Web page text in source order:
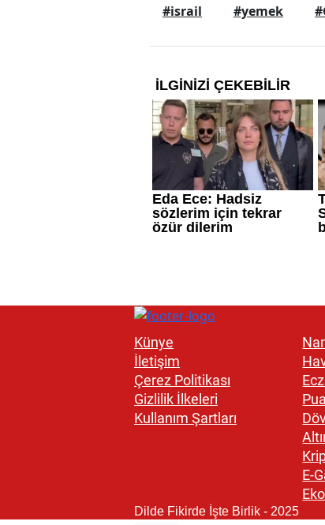
#israil #yemek
Künye
İletişim
Çerez Politikası
Gizlilik İlkeleri
Kullanım Şartları
E-
Dilde Fikirde İşte Birlik - 2025